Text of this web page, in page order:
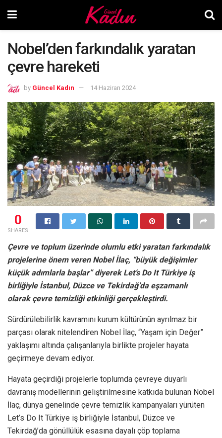
Nobel’den farkındalık yaratan
çevre hareketi
by Güncel Kadın 14 Haziran 2024
0
SHARES
Çevre ve toplum üzerinde olumlu etki yaratan farkındalık
projelerine önem veren Nobel İlaç, “büyük değişimler
küçük adımlarla başlar” diyerek Let’s Do It Türkiye iş
birliğiyle İstanbul, Düzce ve Tekirdağ’da eşzamanlı
olarak çevre temizliği etkinliği gerçekleştirdi.
Sürdürülebilirlik kavramını kurum kültürünün ayrılmaz bir
parçası olarak nitelendiren Nobel İlaç, “Yaşam için Değer”
yaklaşımı altında çalışanlarıyla birlikte projeler hayata
geçirmeye devam ediyor.
Hayata geçirdiği projelerle toplumda çevreye duyarlı
davranış modellerinin geliştirilmesine katkıda bulunan Nobel
İlaç, dünya genelinde çevre temizlik kampanyaları yürüten
Let’s Do It Türkiye iş birliğiyle İstanbul, Düzce ve
Tekirdağ’da gönüllülük esasına dayalı çöp toplama